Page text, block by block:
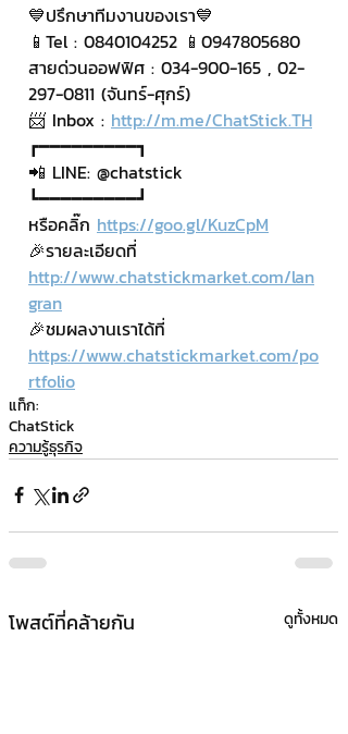
💙ปรึกษาทีมงานของเรา💙
📱Tel : 0840104252 📱0947805680
สายด่วนออฟฟิศ : 034-900-165 , 02-
297-0811 (จันทร์-ศุกร์)
📨 Inbox : http://m.me/ChatStick.TH
┏━━━━━━━━━┓
📲 LINE: @chatstick
┗━━━━━━━━━┛
หรือคลิ๊ก https://goo.gl/KuzCpM
🎉รายละเอียดที่
http://www.chatstickmarket.com/lan
gran
🎉ชมผลงานเราได้ที่
https://www.chatstickmarket.com/po
rtfolio
แท็ก:
ChatStick
ความรู้ธุรกิจ
โพสต์ที่คล้ายกัน ดูทั้งหมด